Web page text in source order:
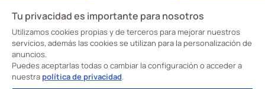
En la Escuela CreaDiseño, Escuela Profesional de Diseño Davante tenemos claro
nuestro objetivo: transformar la forma de aprender para formar a nuestros
alumnos en profesionales cualificados en moda, interiorismo e imagen personal.
¡Convertimos su talento creativo en una carrera de éxito y con futuro!
Tu privacidad es importante para nosotros
Utilizamos cookies propias y de terceros para mejorar nuestros
servicios, además las cookies se utilizan para la personalización de
anuncios.
Puedes aceptarlas todas o cambiar la configuración o acceder a
nuestra política de privacidad.